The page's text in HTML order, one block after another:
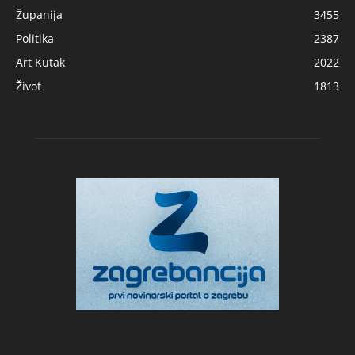
Županija
3455
Politika
2387
Art Kutak
2022
Život
1813